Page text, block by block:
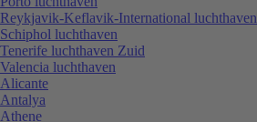
Reykjavik-Keflavik-International luchthaven
Schiphol luchthaven
Tenerife luchthaven Zuid
Valencia luchthaven
Alicante
Antalya
Athene